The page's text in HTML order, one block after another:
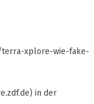
xplore-wie-fake-
in der